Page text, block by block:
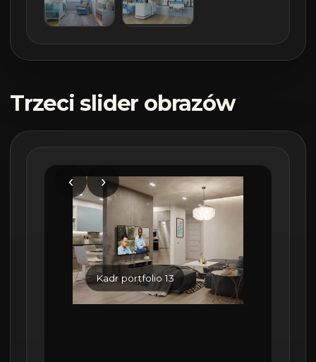
Trzeci slider obrazów
Kadr portfolio 13
‹ ›